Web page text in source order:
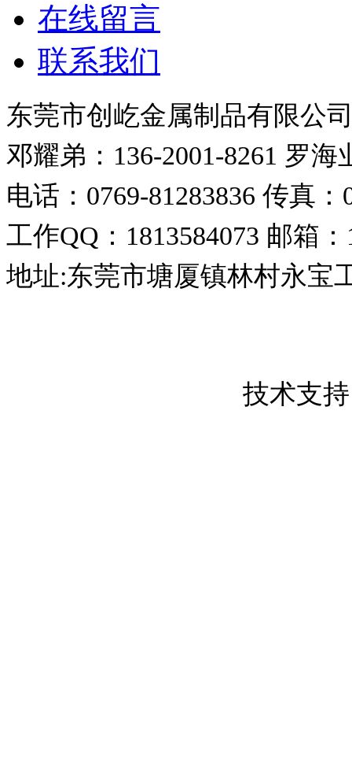
在线留言
联系我们
东莞市创屹金属制品有限公
邓耀弟：136-2001-8261 罗海
电话：0769-81283836 传真：
工作QQ：1813584073 邮箱：
地址:东莞市塘厦镇林村永宝
技术支